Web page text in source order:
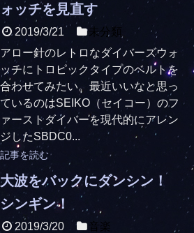
ォッチを見直す
2019/3/21
未分類
アロー針のレトロなダイバーズウォ
ッチにトロピックタイプのベルトを
合わせてみたい。最近いいなと思っ
ているのはSEIKO（セイコー）のフ
ァーストダイバーを現代的にアレン
ジしたSBDC0...
記事を読む
大波をバックにダンシン！
シンギン！
2019/3/20
音楽